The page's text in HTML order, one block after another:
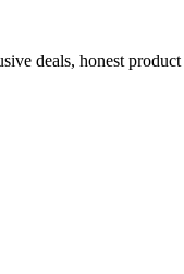
deals, honest